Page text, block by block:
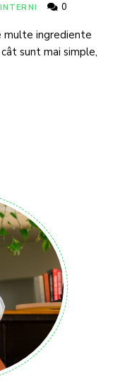
0
multe ingrediente
sunt mai simple,